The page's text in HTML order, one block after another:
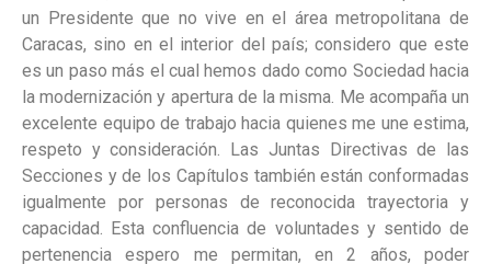
un Presidente que no vive en el área metropolitana de
Caracas, sino en el interior del país; considero que este
es un paso más el cual hemos dado como Sociedad hacia
la modernización y apertura de la misma. Me acompaña un
excelente equipo de trabajo hacia quienes me une estima,
respeto y consideración. Las Juntas Directivas de las
Secciones y de los Capítulos también están conformadas
igualmente por personas de reconocida trayectoria y
capacidad. Esta confluencia de voluntades y sentido de
pertenencia espero me permitan, en 2 años, poder